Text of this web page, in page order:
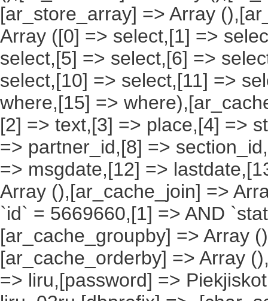
[ar_store_array] => Array
Array ([0] => select,[1] =>
select,[5] => select,[6] =>
select,[10] => select,[11] =>
where,[15] =>
[2] => text,[3] => place,[4] =>
=> partner_id,[8] =>
=> msgdate,[12] =>
Array (),[ar_cache_join] =>
`id` = 5669660,[1] => AND
[ar_cache_groupby] => Array
[ar_cache_orderby] => Array
=> liru,[password] =>